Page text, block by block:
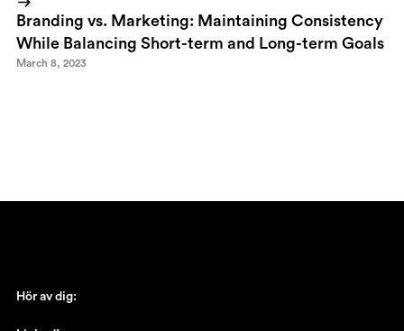
Branding vs. Marketing: Maintaining Consistency
While Balancing Short-term and Long-term Goals
March 8, 2023
Hör av dig: